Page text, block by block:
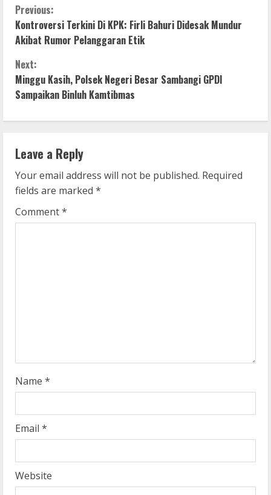
C
o
n
t
i
n
u
e
R
g
Previous:
Kontroversi Terkini Di KPK: Firli Bahuri Didesak Mundur
Akibat Rumor Pelanggaran Etik
Next:
Minggu Kasih, Polsek Negeri Besar Sambangi GPDI
Sampaikan Binluh Kamtibmas
Leave a Reply
Your email address will not be published. Required
fields are marked *
Comment*
Name *
Email *
Website